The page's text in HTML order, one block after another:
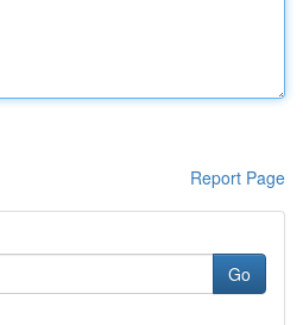
Report Page
Go